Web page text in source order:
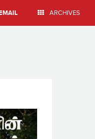
ARCHIVES